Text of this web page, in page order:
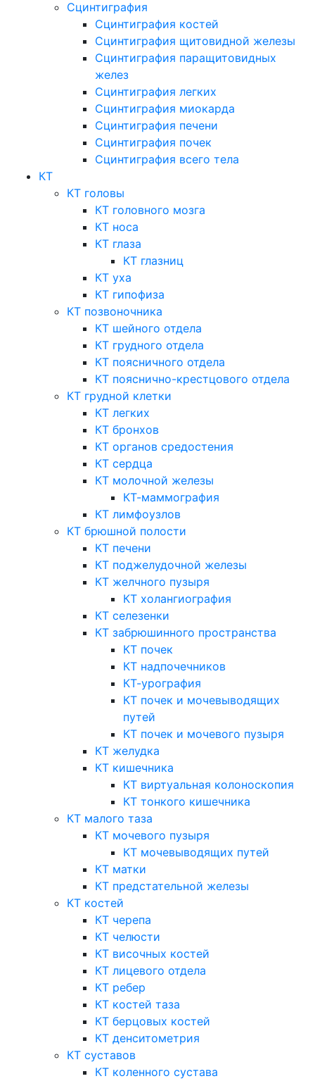
Сцинтиграфия
Сцинтиграфия костей
Сцинтиграфия щитовидной железы
Сцинтиграфия паращитовидных
желез
Сцинтиграфия легких
Сцинтиграфия миокарда
Сцинтиграфия печени
Сцинтиграфия почек
Сцинтиграфия всего тела
КТ
КТ головы
КТ головного мозга
КТ носа
КТ глаза
КТ глазниц
КТ уха
КТ гипофиза
КТ позвоночника
КТ шейного отдела
КТ грудного отдела
КТ поясничного отдела
КТ пояснично-крестцового отдела
КТ грудной клетки
КТ легких
КТ бронхов
КТ органов средостения
КТ сердца
КТ молочной железы
КТ-маммография
КТ лимфоузлов
КТ брюшной полости
КТ печени
КТ поджелудочной железы
КТ желчного пузыря
КТ холангиография
КТ селезенки
КТ забрюшинного пространства
КТ почек
КТ надпочечников
КТ-урография
КТ почек и мочевыводящих
путей
КТ почек и мочевого пузыря
КТ желудка
КТ кишечника
КТ виртуальная колоноскопия
КТ тонкого кишечника
КТ малого таза
КТ мочевого пузыря
КТ мочевыводящих путей
КТ матки
КТ предстательной железы
КТ костей
КТ черепа
КТ челюсти
КТ височных костей
КТ лицевого отдела
КТ ребер
КТ костей таза
КТ берцовых костей
КТ денситометрия
КТ суставов
КТ коленного сустава